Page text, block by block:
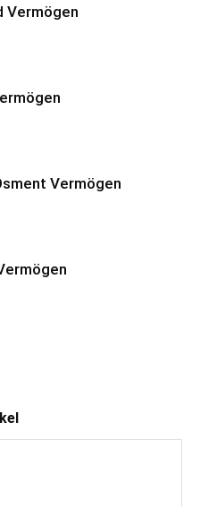
Vermögen
Vermögen